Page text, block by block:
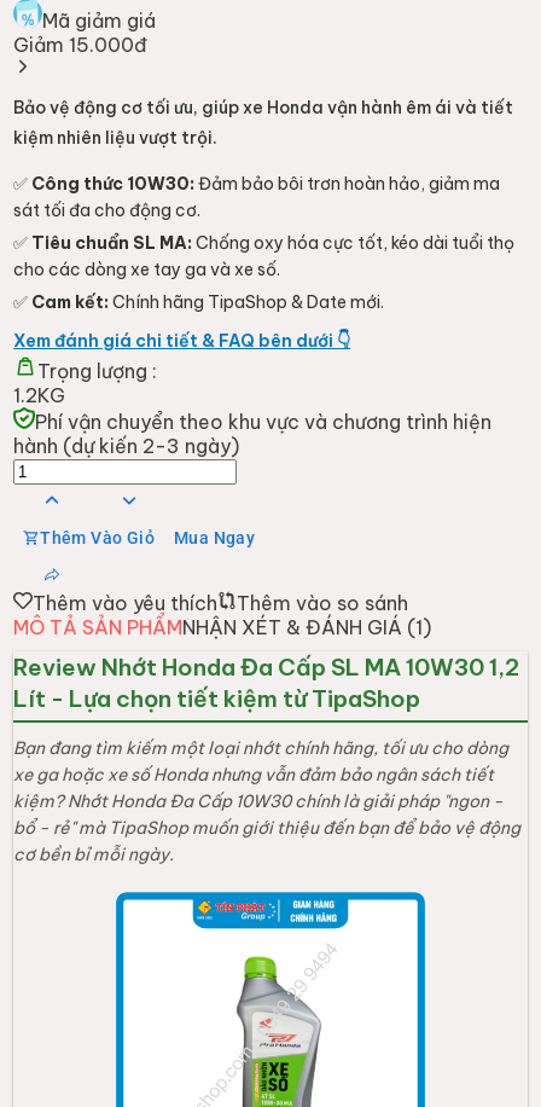
Mã giảm giá
Giảm 15.000đ
Bảo vệ động cơ tối ưu, giúp xe Honda vận hành êm ái và tiết
kiệm nhiên liệu vượt trội.
✅ Công thức 10W30: Đảm bảo bôi trơn hoàn hảo, giảm ma
sát tối đa cho động cơ.
✅ Tiêu chuẩn SL MA: Chống oxy hóa cực tốt, kéo dài tuổi thọ
cho các dòng xe tay ga và xe số.
✅ Cam kết: Chính hãng TipaShop & Date mới.
Xem đánh giá chi tiết & FAQ bên dưới 👇
Trọng lượng :
1.2KG
Phí vận chuyển theo khu vực và chương trình hiện
hành (dự kiến 2-3 ngày)
Thêm Vào Giỏ Mua Ngay
Thêm vào yêu thích
Thêm vào so sánh
MÔ TẢ SẢN PHẨMNHẬN XÉT & ĐÁNH GIÁ (1)
Review Nhớt Honda Đa Cấp SL MA 10W30 1,2
Lít - Lựa chọn tiết kiệm từ TipaShop
Bạn đang tìm kiếm một loại nhớt chính hãng, tối ưu cho dòng
xe ga hoặc xe số Honda nhưng vẫn đảm bảo ngân sách tiết
kiệm? Nhớt Honda Đa Cấp 10W30 chính là giải pháp "ngon -
bổ - rẻ" mà TipaShop muốn giới thiệu đến bạn để bảo vệ động
cơ bền bỉ mỗi ngày.